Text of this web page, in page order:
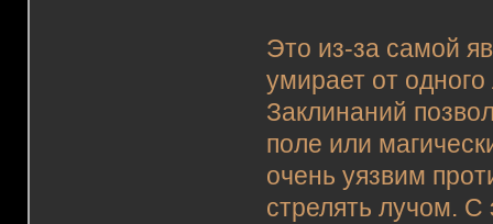
Это из-за самой
умирает от
Заклинаний
поле или
очень уязвим
стрелять лучом. С